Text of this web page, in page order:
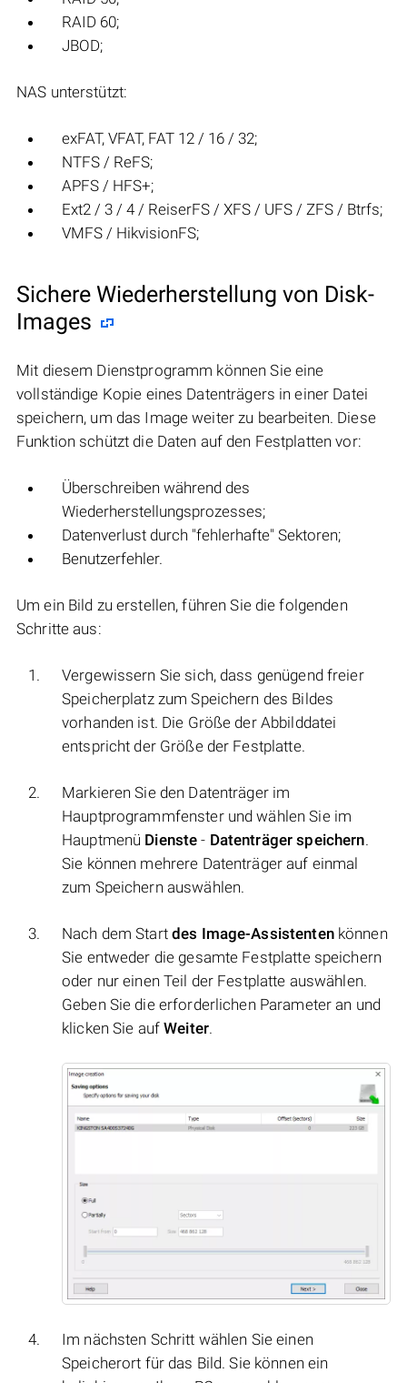
RAID 60;
JBOD;
NAS unterstützt:
exFAT, VFAT, FAT 12 / 16 / 32;
NTFS / ReFS;
APFS / HFS+;
Ext2 / 3 / 4 / ReiserFS / XFS / UFS / ZFS / Btrfs;
VMFS / HikvisionFS;
Sichere Wiederherstellung von Disk-
Images
Mit diesem Dienstprogramm können Sie eine
vollständige Kopie eines Datenträgers in einer Datei
speichern, um das Image weiter zu bearbeiten. Diese
Funktion schützt die Daten auf den Festplatten vor:
Überschreiben während des
Wiederherstellungsprozesses;
Datenverlust durch "fehlerhafte" Sektoren;
Benutzerfehler.
Um ein Bild zu erstellen, führen Sie die folgenden
Schritte aus:
Vergewissern Sie sich, dass genügend freier
Speicherplatz zum Speichern des Bildes
vorhanden ist. Die Größe der Abbilddatei
entspricht der Größe der Festplatte.
Markieren Sie den Datenträger im
Hauptprogrammfenster und wählen Sie im
Hauptmenü Dienste - Datenträger speichern.
Sie können mehrere Datenträger auf einmal
zum Speichern auswählen.
Nach dem Start des Image-Assistentenkönnen
Sie entweder die gesamte Festplatte speichern
oder nur einen Teil der Festplatte auswählen.
Geben Sie die erforderlichen Parameter an und
klicken Sie aufWeiter.
Im nächsten Schritt wählen Sie einen
Speicherort für das Bild. Sie können ein